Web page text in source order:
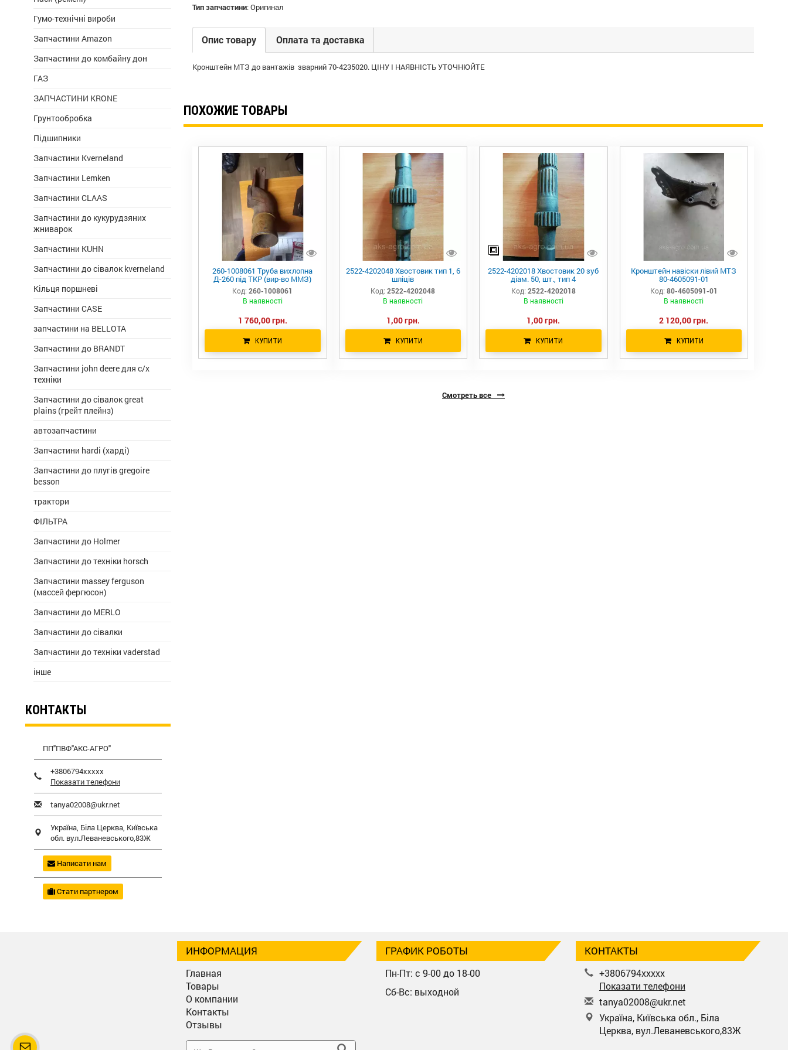
Тип запчастини:Оригинал
Опис товару Оплата та доставка
Кронштейн МТЗ до вантажів зварний 70-4235020. ЦІНУ І НАЯВНІСТЬ УТОЧНЮЙТЕ
ПОХОЖИЕ ТОВАРЫ
260-1008061 Труба вихлопна
Д-260 під ТКР (вир-во ММЗ)
Код: 260-1008061
В наявності
1 760,00 грн.
КУПИТИ
2522-4202048 Хвостовик тип 1, 6
шліців
Код: 2522-4202048
В наявності
1,00 грн.
КУПИТИ
2522-4202018 Хвостовик 20 зуб
діам. 50, шт., тип 4
Код: 2522-4202018
В наявності
1,00 грн.
КУПИТИ
Кронштейн навіски лівий МТЗ
80-4605091-01
Код: 80-4605091-01
В наявності
2 120,00 грн.
КУПИТИ
Смотреть все
Гумо-технічні вироби
Запчастини Amazon
Запчастини до комбайну дон
ГАЗ
ЗАПЧАСТИНИ KRONE
Грунтообробка
Підшипники
Запчастини Kverneland
Запчастини Lemken
Запчастини CLAAS
Запчастини до кукурудзяних
жниварок
Запчастини KUHN
Запчастини до сівалок kverneland
Кільця поршневі
Запчастини CASE
запчастини на BELLOTA
Запчастини до BRANDT
Запчастини john deere для с/х
техніки
Запчастини до сівалок great
plains (грейт плейнз)
автозапчастини
Запчастини hardi (харді)
Запчастини до плугів gregoire
besson
трактори
ФІЛЬТРА
Запчастини до Holmer
Запчастини до техніки horsch
Запчастини massey ferguson
(массей фергюсон)
Запчастини до MERLO
Запчастини до сівалки
Запчастини до техніки vaderstad
інше
КОНТАКТЫ
ПП"ПВФ"АКС-АГРО"
+3806794xxxxx
Показати телефони
tanya02008@ukr.net
Україна, Біла Церква, Київська
обл. вул.Леваневського,83Ж
Написати нам
Стати партнером
ИНФОРМАЦИЯ
Главная
Товары
О компании
Контакты
Отзывы
ГРАФИК РОБОТЫ
Пн-Пт: с 9-00 до 18-00
Сб-Вс: выходной
КОНТАКТЫ
+3806794xxxxx
Показати телефони
tanya02008@ukr.net
Україна, Київська обл., Біла
Церква, вул.Леваневського,83Ж